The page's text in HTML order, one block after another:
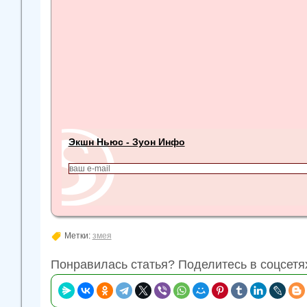
Экшн Ньюс - Зуон Инфо
Метки: змея
Понравилась статья? Поделитесь в